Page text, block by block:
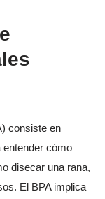
consiste en
entender cómo
disecar una rana,
El BPA implica